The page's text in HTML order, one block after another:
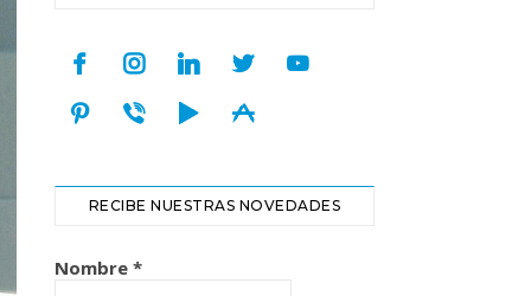
facebookinstagramlinkedintwitteryoutube
pinterest
viber play appstore
RECIBE NUESTRAS NOVEDADES
Nombre *